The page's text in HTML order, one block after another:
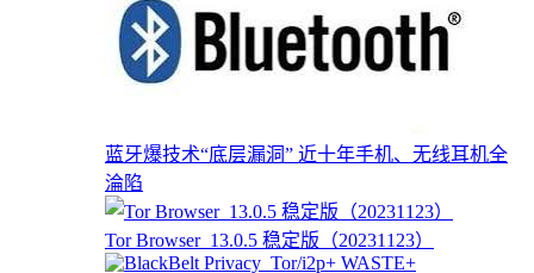
蓝牙爆技术“底层漏洞” 近十年手机、无线耳机全
淪陷
Tor Browser_13.0.5 稳定版（20231123）